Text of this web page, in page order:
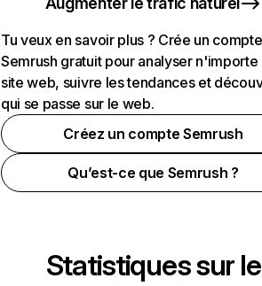
Tu veux en savoir plus ? Crée un compte
Semrush gratuit pour analyser n'importe
site web, suivre les tendances et
qui se passe sur le web.
Créez un compte Semrush
Qu’est-ce que Semrush ?
Statistiques sur le